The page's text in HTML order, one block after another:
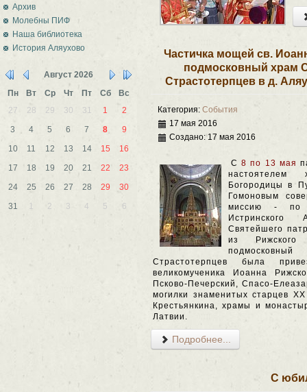
Архив
Молебны ПИФ
Наша библиотека
История Аляухово
Август 2026
Пн
Вт Ср Чт Пт Сб
Вс
27
28 29 30 31 1
2
3
4 5 6 7 8
9
10
11 12 13 14 15
16
17
18 19 20 21 22
23
24
25 26 27 28 29
30
31
1 2 3 4 5 6
Частичка мощей св.
подмосковный храм
Страстотерпцев в д.
Категория: События
17 мая 2016
Создано: 17 мая 2016
С8 по 13 мая
настоятелем
Богородицы в
Гомоновым
миссию - по
Истринского
Святейшего
из Рижского
Страстотерпцев была
великомученика Иоанна
Псково-Печерский, Спасо-
могилки знаменитых старцев
Крестьянкина, храмы и
Латвии.
Подробнее...
С